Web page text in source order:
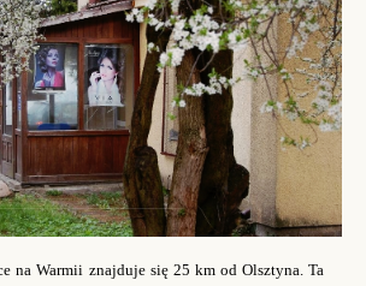
na Warmii znajduje się 25 km od Olsztyna. Ta